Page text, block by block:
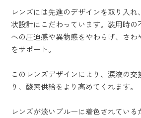
レンズには先進のデザインを取り入
状設計にこだわっています。装用時の
への圧迫感や異物感をやわらげ、さわ
をサポート。
このレンズデザインにより、涙液の交
り、酸素供給をより高めてくれます。
レンズが淡いブルーに着色されている